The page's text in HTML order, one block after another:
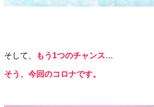
そして、 もう1つのチャンス…
そう、今回のコロナです。